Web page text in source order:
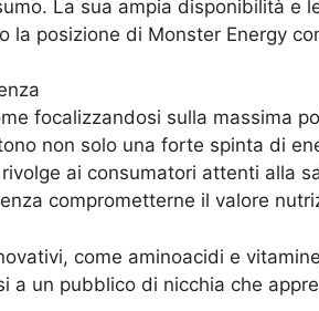
La sua ampia disponibilità e
la posizione di Monster Energy
focalizzandosi sulla massima
non solo una forte spinta di
ai consumatori attenti alla
comprometterne il valore
come aminoacidi e
a un pubblico di nicchia che